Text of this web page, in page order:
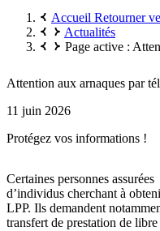
Accueil Retourner
Actualités
Page active :
Attention aux arnaques par
11 juin 2026
Protégez vos informations !
Certaines personnes
d’individus cherchant à
LPP. Ils demandent
transfert de prestation de libre